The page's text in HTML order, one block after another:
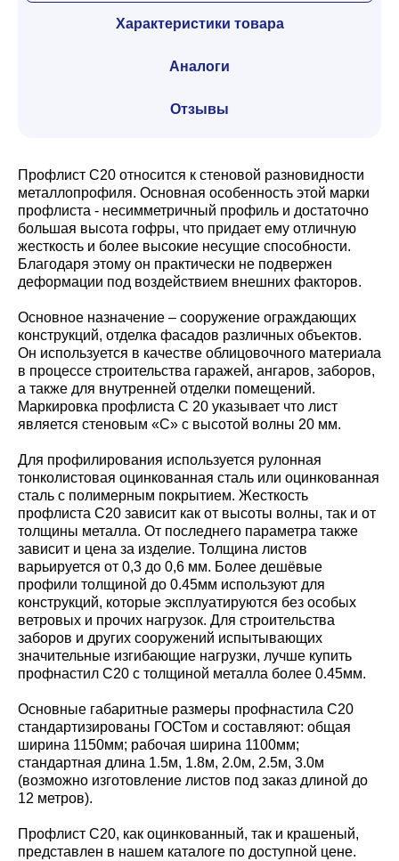
Характеристики товара
Аналоги
Отзывы
Профлист С20 относится к стеновой разновидности
металлопрофиля. Основная особенность этой марки
профлиста - несимметричный профиль и достаточно
большая высота гофры, что придает ему отличную
жесткость и более высокие несущие способности.
Благодаря этому он практически не подвержен
деформации под воздействием внешних факторов.
Основное назначение – сооружение ограждающих
конструкций, отделка фасадов различных объектов.
Он используется в качестве облицовочного материала
в процессе строительства гаражей, ангаров, заборов,
а также для внутренней отделки помещений.
Маркировка профлиста С 20 указывает что лист
является стеновым «С» с высотой волны 20 мм.
Для профилирования используется рулонная
тонколистовая оцинкованная сталь или оцинкованная
сталь с полимерным покрытием. Жесткость
профлиста С20 зависит как от высоты волны, так и от
толщины металла. От последнего параметра также
зависит и цена за изделие. Толщина листов
варьируется от 0,3 до 0,6 мм. Более дешёвые
профили толщиной до 0.45мм используют для
конструкций, которые эксплуатируются без особых
ветровых и прочих нагрузок. Для строительства
заборов и других сооружений испытывающих
значительные изгибающие нагрузки, лучше купить
профнастил С20 с толщиной металла более 0.45мм.
Основные габаритные размеры профнастила С20
стандартизированы ГОСТом и составляют: общая
ширина 1150мм; рабочая ширина 1100мм;
стандартная длина 1.5м, 1.8м, 2.0м, 2.5м, 3.0м
(возможно изготовление листов под заказ длиной до
12 метров).
Профлист С20, как оцинкованный, так и крашеный,
представлен в нашем каталоге по доступной цене.